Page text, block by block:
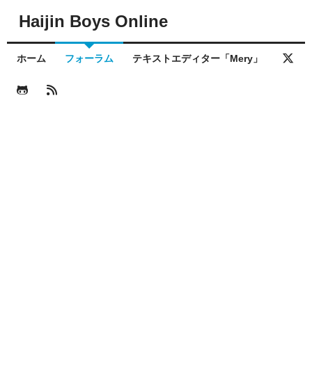
Haijin Boys Online
ホーム フォーラム テキストエディター「Mery」